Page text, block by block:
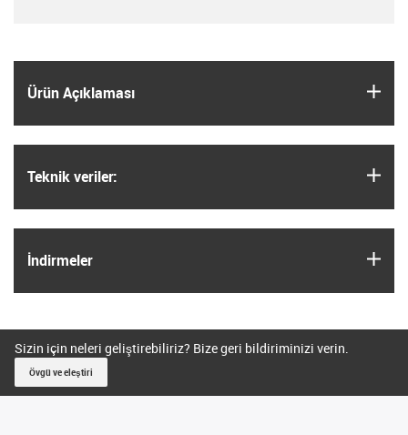
Ürün Açıklaması
Teknik veriler:
İndirmeler
Sizin için neleri geliştirebiliriz? Bize geri bildiriminizi verin.
Övgü ve eleştiri